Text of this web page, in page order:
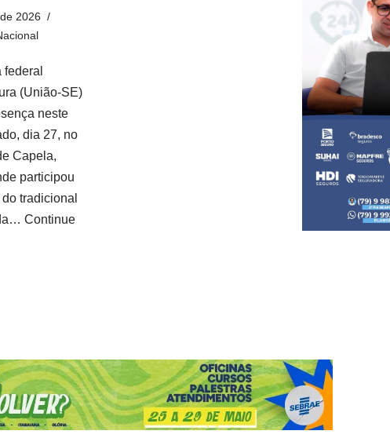
2026
(União-SE)
neste
dia 27, no
Capela,
participou
tradicional
Continue